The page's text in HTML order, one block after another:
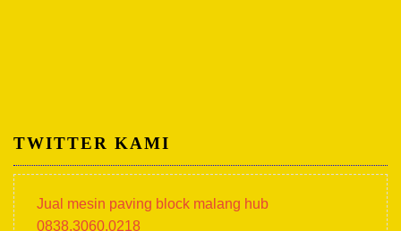
TWITTER KAMI
Jual mesin paving block malang hub
0838.3060.0218